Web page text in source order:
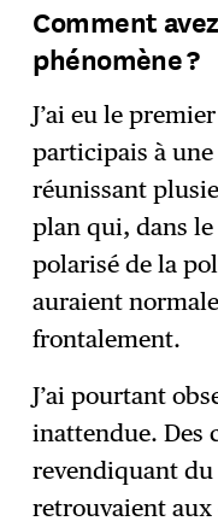
Comment
phénomène ?
J’ai eu le
participais à
réunissant
plan qui, dans
polarisé de la
auraient
frontalement.
J’ai pourtant
inattendue. Des
revendiquant
retrouvaient aux